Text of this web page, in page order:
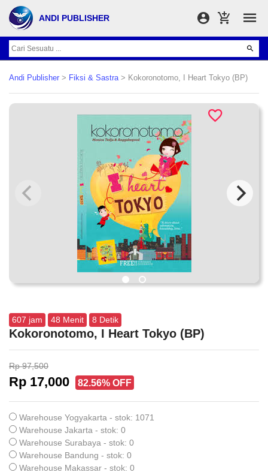
ANDI PUBLISHER
Andi Publisher > Fiksi & Sastra> Kokoronotomo, I Heart Tokyo (BP)
607 jam 48 Menit 7 Detik
Kokoronotomo, I Heart Tokyo (BP)
Rp 97,500
Rp 17,000 82.56% OFF
Warehouse Yogyakarta - stok: 1071
Warehouse Jakarta - stok: 0
Warehouse Surabaya - stok: 0
Warehouse Bandung - stok: 0
Warehouse Makassar - stok: 0